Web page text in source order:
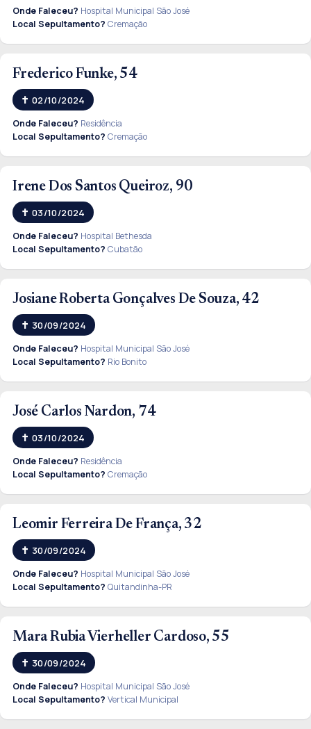
Onde Faleceu? Hospital Municipal São José
Local Sepultamento? Cremação
Frederico Funke, 54
02/10/2024
Onde Faleceu? Residência
Local Sepultamento? Cremação
Irene Dos Santos Queiroz, 90
03/10/2024
Onde Faleceu? Hospital Bethesda
Local Sepultamento? Cubatão
Josiane Roberta Gonçalves De Souza, 42
30/09/2024
Onde Faleceu? Hospital Municipal São José
Local Sepultamento? Rio Bonito
José Carlos Nardon, 74
03/10/2024
Onde Faleceu? Residência
Local Sepultamento? Cremação
Leomir Ferreira De França, 32
30/09/2024
Onde Faleceu? Hospital Municipal São José
Local Sepultamento? Quitandinha-PR
Mara Rubia Vierheller Cardoso, 55
30/09/2024
Onde Faleceu? Hospital Municipal São José
Local Sepultamento? Vertical Municipal